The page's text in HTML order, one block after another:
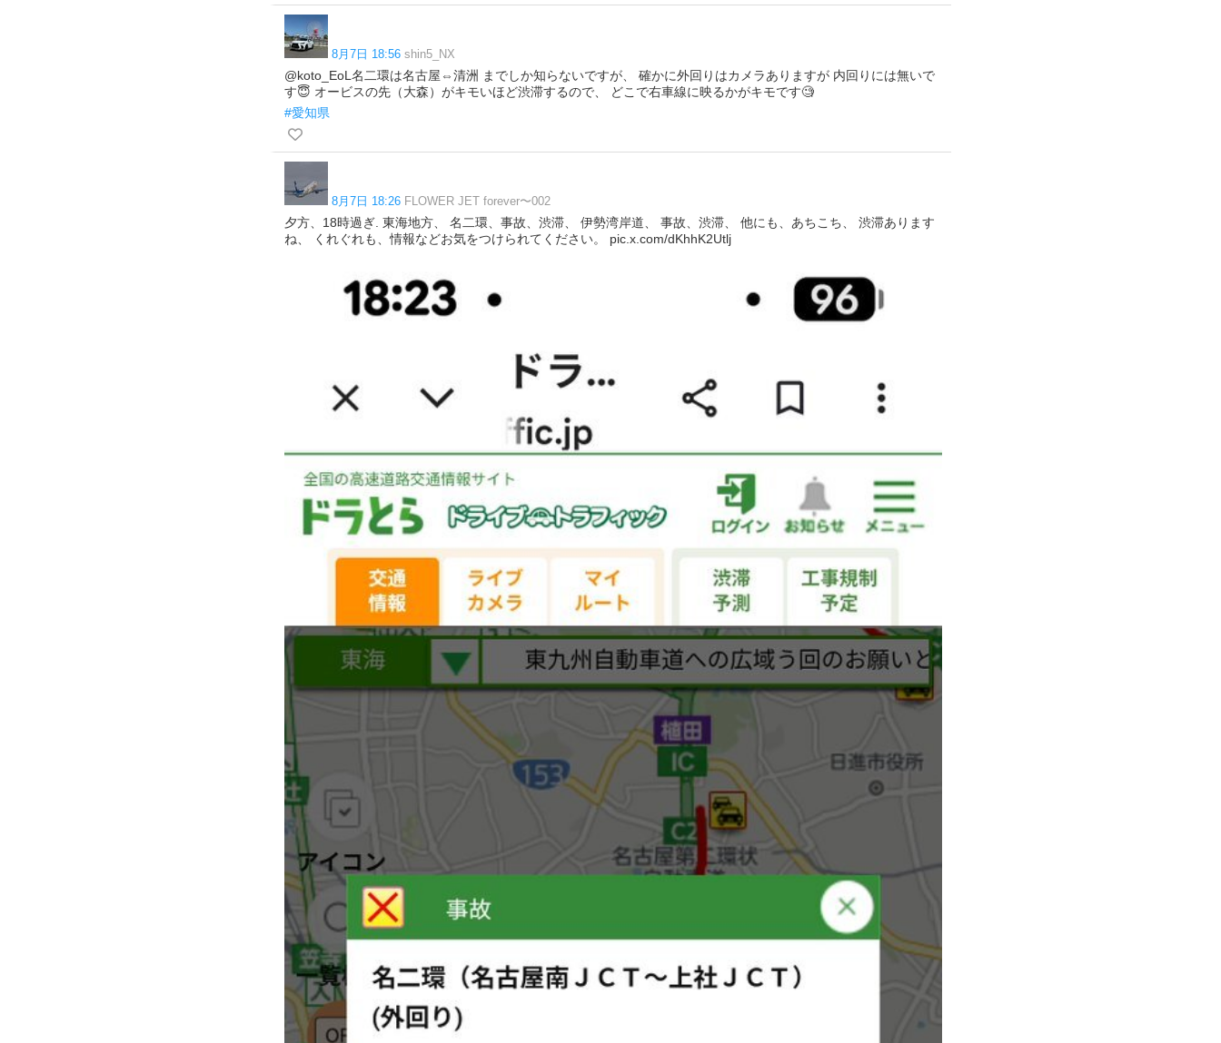
8月7日 18:56 shin5_NX
@koto_EoL名二環は名古屋⇔清洲 までしか知らないですが、 確かに外回りはカメラありますが 内回りには無いで
す😇 オービスの先（大森）がキモいほど渋滞するので、 どこで右車線に映るかがキモです🧐
#愛知県
8月7日 18:26 FLOWER JET forever〜002
夕方、18時過ぎ. 東海地方、 名二環、事故、渋滞、 伊勢湾岸道、 事故、渋滞、 他にも、あちこち、 渋滞あります
ね、 くれぐれも、情報などお気をつけられてください。 pic.x.com/dKhhK2Utlj